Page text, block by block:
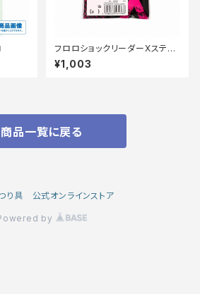
フロロショックリーダーXステル
スピンク20m 30lb
¥1,003
商品一覧に戻る
り具 公式オンラインストア
by